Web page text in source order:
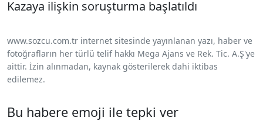
Kazaya ilişkin soruşturma başlatıldı
www.sozcu.com.tr internet sitesinde yayınlanan yazı, haber ve
fotoğrafların her türlü telif hakkı Mega Ajans ve Rek. Tic. A.Ş'ye
aittir. İzin alınmadan, kaynak gösterilerek dahi iktibas
edilemez.
Bu habere emoji ile tepki ver